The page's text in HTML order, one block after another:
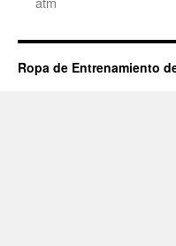
Ropa de Entrenamiento